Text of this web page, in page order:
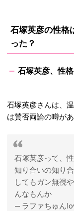
石塚英彦の性格
った？
石塚英彦、性
石塚英彦さんは、
は賛否両論の噂が
石塚英彦って、
知り合いの知り
してもガン無視
んなもんか
— ラファちゅん